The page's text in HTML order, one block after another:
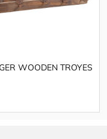
WOODEN TROYES